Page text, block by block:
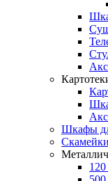
Шкафы